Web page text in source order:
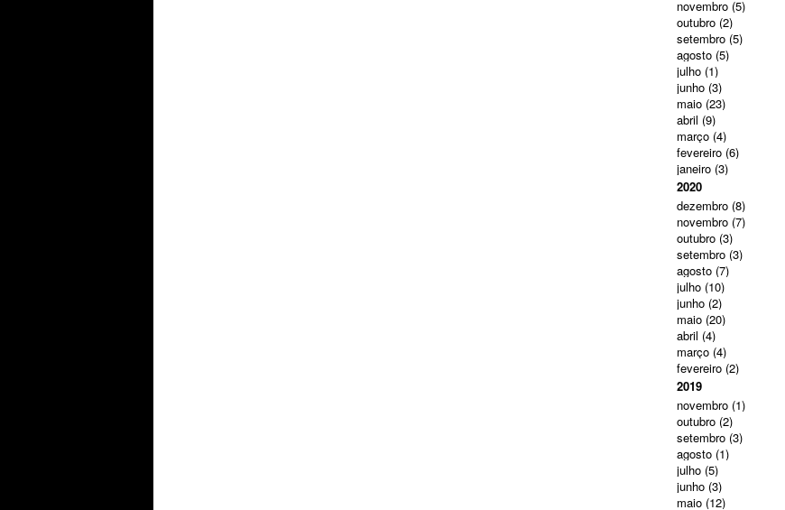
novembro (5)
outubro (2)
setembro (5)
agosto (5)
julho (1)
junho (3)
maio (23)
abril (9)
março (4)
fevereiro (6)
janeiro (3)
2020
dezembro (8)
novembro (7)
outubro (3)
setembro (3)
agosto (7)
julho (10)
junho (2)
maio (20)
abril (4)
março (4)
fevereiro (2)
2019
novembro (1)
outubro (2)
setembro (3)
agosto (1)
julho (5)
junho (3)
maio (12)